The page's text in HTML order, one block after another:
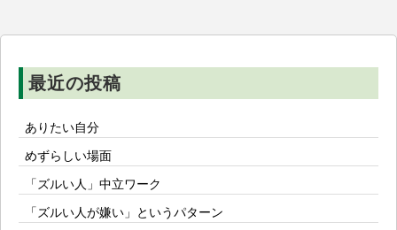
ン
最近の投稿
ありたい自分
めずらしい場面
「ズルい人」中立ワーク
「ズルい人が嫌い」というパターン